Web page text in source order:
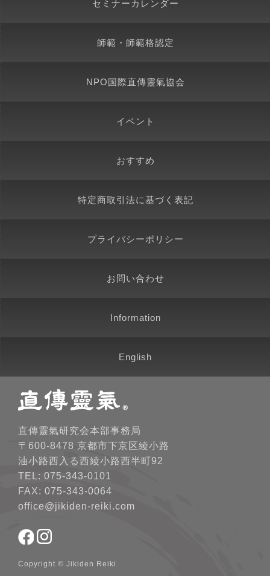
セミナーカレンダー
師範・師範格認定
NPO国際直傳靈氣協会
イベント
おすすめ
特定商取引法に基づく表記
プライバシーポリシー
お問い合わせ
Information
English
直傳靈氣研究会本部事務局
〒600-8478 京都市下京区綾小路
油小路西入る西綾小路西半町92
TEL: 075-343-0101
FAX: 075-343-0064
office@jikiden-reiki.com
Copyright © Jikiden Reiki